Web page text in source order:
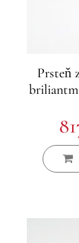
Prsteň